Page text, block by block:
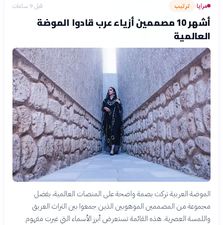
مرايا› ترتيب قبل 9 ساعات
أشهر 10 مصممين أزياء عرب قادوا الموضة
العالمية
الموضة العربية تركت بصمة واضحة على المنصات العالمية، بفضل
مجموعة من المصممين الموهوبين الذين جمعوا بين التراث العريق
واللمسة العصرية. هذه القائمة تستعرض أبرز الأسماء التي غيرت مفهوم